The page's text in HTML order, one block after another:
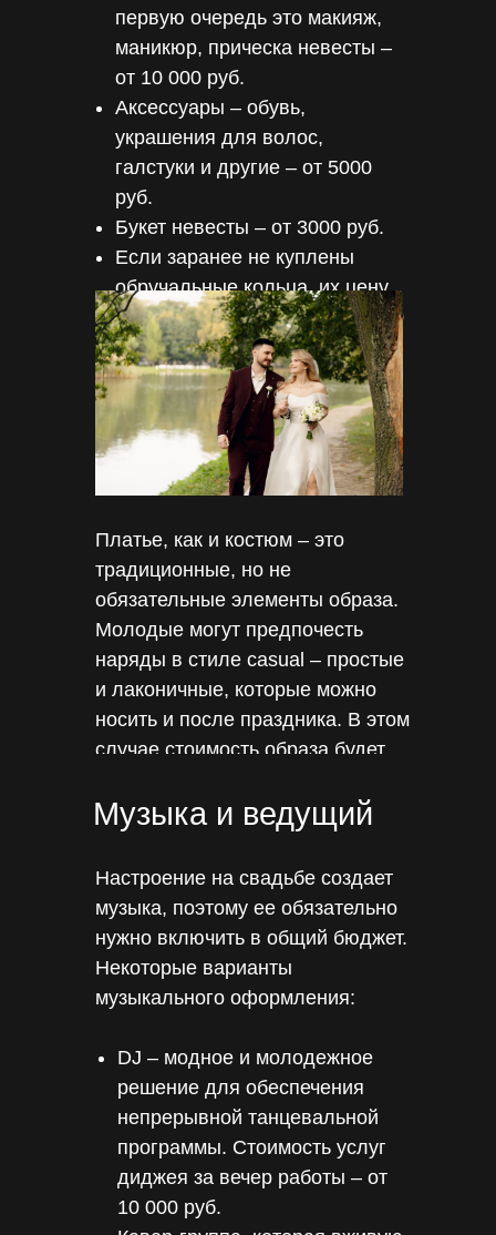
первую очередь это макияж,
маникюр, прическа невесты –
от 10 000 руб.
Аксессуары – обувь,
украшения для волос,
галстуки и другие – от 5000
руб.
Букет невесты – от 3000 руб.
Если заранее не куплены
обручальные кольца, их цену
также нужно учесть – от 10 000
руб. за пару.
Платье, как и костюм – это
традиционные, но не
обязательные элементы образа.
Молодые могут предпочесть
наряды в стиле casual – простые
и лаконичные, которые можно
носить и после праздника. В этом
случае стоимость образа будет
Музыка и ведущий
Настроение на свадьбе создает
музыка, поэтому ее обязательно
нужно включить в общий бюджет.
Некоторые варианты
музыкального оформления:
DJ – модное и молодежное
решение для обеспечения
непрерывной танцевальной
программы. Стоимость услуг
диджея за вечер работы – от
10 000 руб.